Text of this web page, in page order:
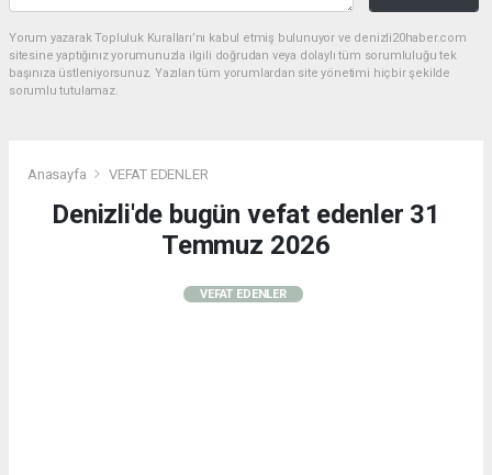
Yorum yazarak Topluluk Kuralları’nı kabul etmiş bulunuyor ve denizli20haber.com
sitesine yaptığınız yorumunuzla ilgili doğrudan veya dolaylı tüm sorumluluğu tek
başınıza üstleniyorsunuz. Yazılan tüm yorumlardan site yönetimi hiçbir şekilde
sorumlu tutulamaz.
Anasayfa VEFAT EDENLER
Denizli'de bugün vefat edenler 31
Temmuz 2026
VEFAT EDENLER